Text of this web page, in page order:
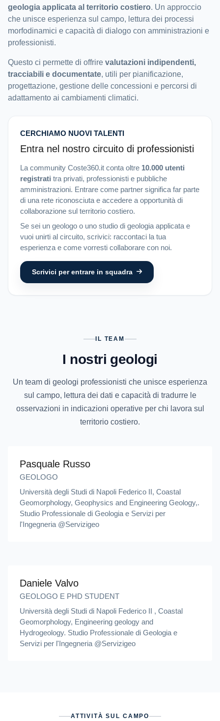
geologia applicata al territorio costiero. Un approccio
che unisce esperienza sul campo, lettura dei processi
morfodinamici e capacità di dialogo con amministrazioni e
professionisti.
Questo ci permette di offrire valutazioni indipendenti,
tracciabili e documentate, utili per pianificazione,
progettazione, gestione delle concessioni e percorsi di
adattamento ai cambiamenti climatici.
CERCHIAMO NUOVI TALENTI
Entra nel nostro circuito di professionisti
La community Coste360.it conta oltre 10.000 utenti
registrati tra privati, professionisti e pubbliche
amministrazioni. Entrare come partner significa far parte
di una rete riconosciuta e accedere a opportunità di
collaborazione sul territorio costiero.
Se sei un geologo o uno studio di geologia applicata e
vuoi unirti al circuito, scrivici: raccontaci la tua
esperienza e come vorresti collaborare con noi.
Scrivici per entrare in squadra
IL TEAM
I nostri geologi
Un team di geologi professionisti che unisce esperienza
sul campo, lettura dei dati e capacità di tradurre le
osservazioni in indicazioni operative per chi lavora sul
territorio costiero.
Pasquale Russo
GEOLOGO
Università degli Studi di Napoli Federico II, Coastal
Geomorphology, Geophysics and Engineering Geology,.
Studio Professionale di Geologia e Servizi per
l'Ingegneria @Servizigeo
Daniele Valvo
GEOLOGO E PHD STUDENT
Università degli Studi di Napoli Federico II , Coastal
Geomorphology, Engineering geology and
Hydrogeology. Studio Professionale di Geologia e
Servizi per l'Ingegneria @Servizigeo
ATTIVITÀ SUL CAMPO